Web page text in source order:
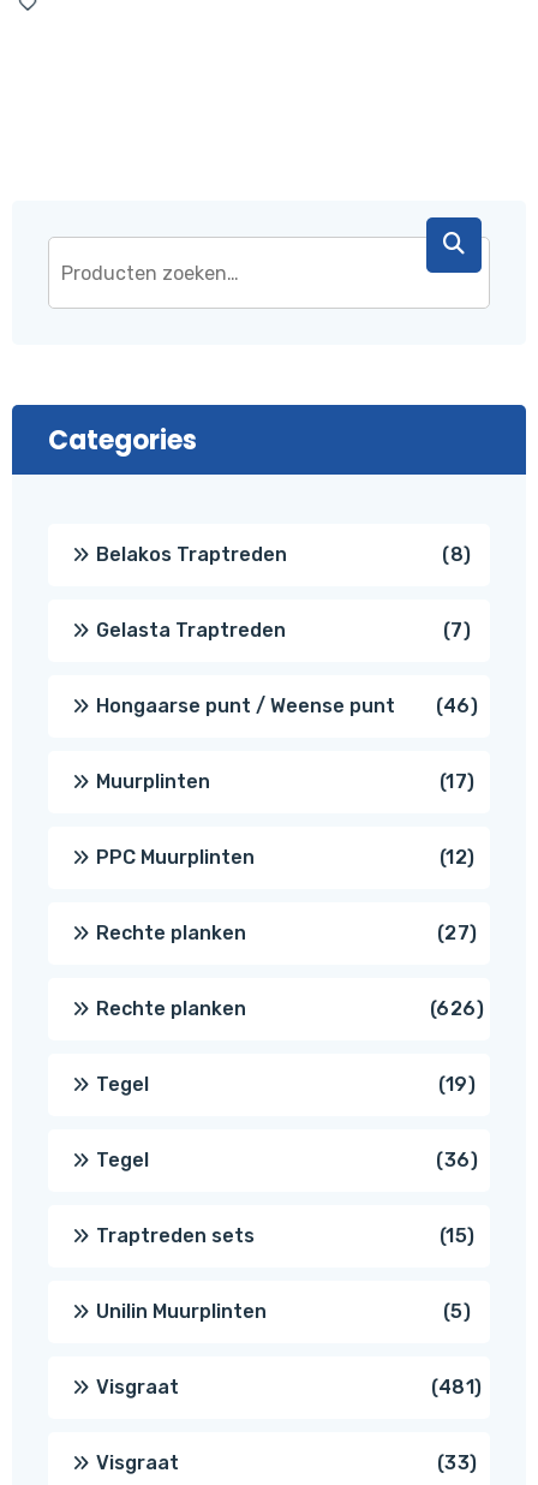
Categories
Belakos Traptreden 88
Gelasta Traptreden 77
Hongaarse punt / Weense punt 4646
Muurplinten 1717
PPC Muurplinten 1212
Rechte planken 2727
Rechte planken 626626
Tegel 1919
Tegel 3636
Traptreden sets 1515
Unilin Muurplinten 55
Visgraat 481481
Visgraat 3333